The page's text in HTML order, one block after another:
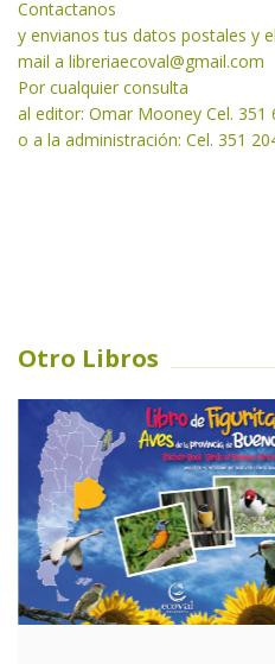
Contactanos
y envianos tus datos postales y
mail a libreriaecoval@gmail.com
Por cualquier consulta
al editor: Omar Mooney Cel. 351
o a la administración: Cel. 351
Otro Libros